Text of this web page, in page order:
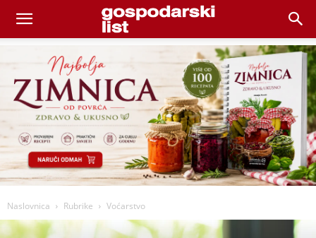
Naslovnica Rubrike Voćarstvo